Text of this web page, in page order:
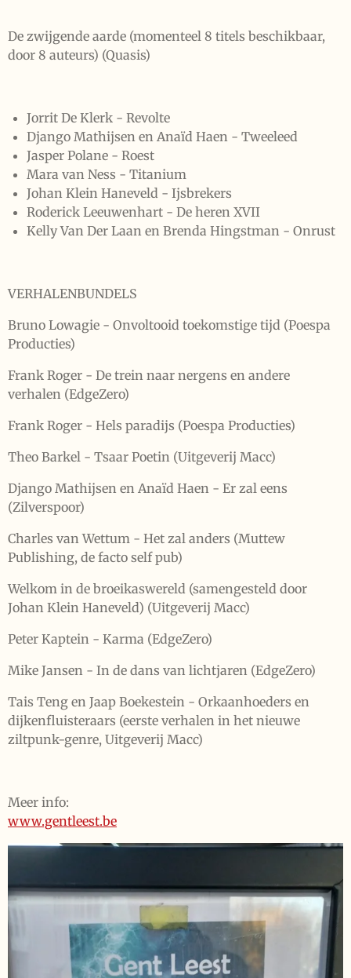
De zwijgende aarde (momenteel 8 titels beschikbaar,
door 8 auteurs) (Quasis)
Jorrit De Klerk - Revolte
Django Mathijsen en Anaïd Haen - Tweeleed
Jasper Polane - Roest
Mara van Ness - Titanium
Johan Klein Haneveld - Ijsbrekers
Roderick Leeuwenhart - De heren XVII
Kelly Van Der Laan en Brenda Hingstman - Onrust
VERHALENBUNDELS
Bruno Lowagie - Onvoltooid toekomstige tijd (Poespa
Producties)
Frank Roger - De trein naar nergens en andere
verhalen (EdgeZero)
Frank Roger - Hels paradijs (Poespa Producties)
Theo Barkel - Tsaar Poetin (Uitgeverij Macc)
Django Mathijsen en Anaïd Haen - Er zal eens
(Zilverspoor)
Charles van Wettum - Het zal anders (Muttew
Publishing, de facto self pub)
Welkom in de broeikaswereld (samengesteld door
Johan Klein Haneveld) (Uitgeverij Macc)
Peter Kaptein - Karma (EdgeZero)
Mike Jansen - In de dans van lichtjaren (EdgeZero)
Tais Teng en Jaap Boekestein - Orkaanhoeders en
dijkenfluisteraars (eerste verhalen in het nieuwe
ziltpunk-genre, Uitgeverij Macc)
Meer info:
www.gentleest.be